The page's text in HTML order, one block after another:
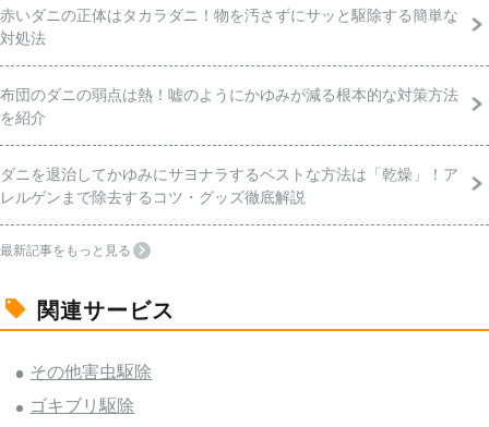
赤いダニの正体はタカラダニ！物を汚さずにサッと駆除する簡単な
対処法
布団のダニの弱点は熱！嘘のようにかゆみが減る根本的な対策方法
を紹介
ダニを退治してかゆみにサヨナラするベストな方法は「乾燥」！ア
レルゲンまで除去するコツ・グッズ徹底解説
最新記事をもっと見る
関連サービス
その他害虫駆除
ゴキブリ駆除